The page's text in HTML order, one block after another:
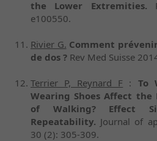
the Lower Extremities.
e100550.
Rivier G. Comment
de dos ? Rev Med Suisse
Terrier P, Reynard F : To
Wearing Shoes Affect
of Walking? Effect
Repeatability. Journal of
30 (2): 305-309.